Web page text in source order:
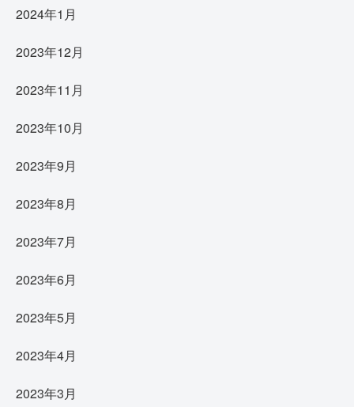
2024年1月
2023年12月
2023年11月
2023年10月
2023年9月
2023年8月
2023年7月
2023年6月
2023年5月
2023年4月
2023年3月